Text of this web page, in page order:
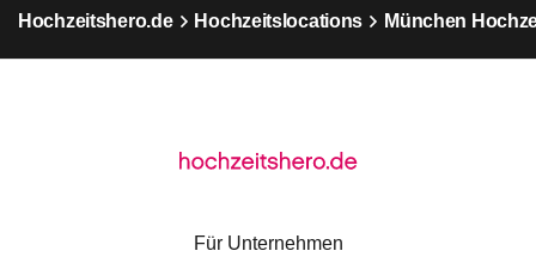
Hochzeitshero.de Hochzeitslocations München
Für Unternehmen